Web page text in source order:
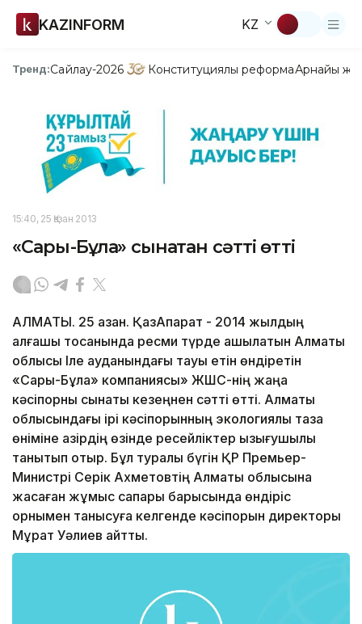
KAZINFORM KZ
Тренд:Сайлау-2026 Конституциялық реформаАрнайы
15:40, 25 Қазан 2013
«Сары-Бұлақ» сынақтан сәтті өтті
АЛМАТЫ. 25 қазан. ҚазАқпарат - 2014 жылдың
алғашқы тоқсанында ресми түрде ашылатын Алматы
облысы Іле ауданындағы тауық етін өндіретін
«Сары-Бұлақ» компаниясы» ЖШС-нің жаңа
кәсіпорны сынақтық кезеңнен сәтті өтті. Алматы
облысындағы ірі кәсіпорынның экологиялық таза
өніміне қазірдің өзінде ресейліктер қызығушылық
танытып отыр. Бұл туралы бүгін ҚР Премьер-
Министрі Серік Ахметовтің Алматы облысына
жасаған жұмыс сапары барысында өндіріс
орнымен танысуға келгенде кәсіпорын директоры
Мұрат Уәлиев айтты.